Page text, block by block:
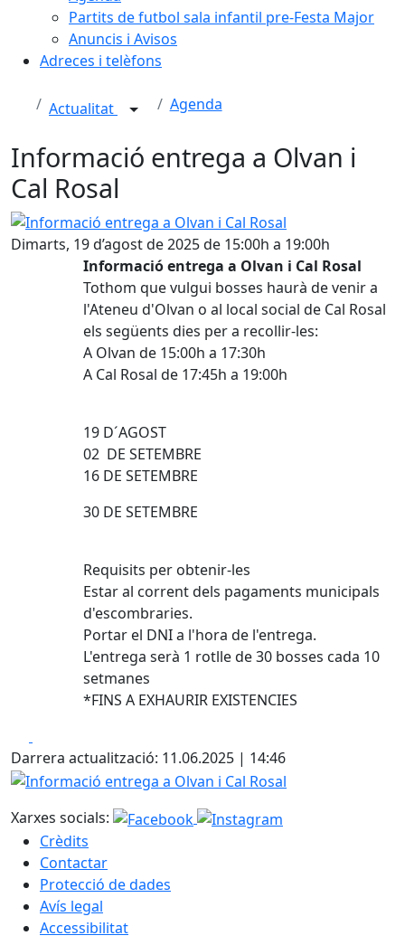
Partits de futbol sala infantil pre-Festa Major
Anuncis i Avisos
Adreces i telèfons
Actualitat Agenda
Informació entrega a Olvan i
Cal Rosal
Informació entrega a Olvan i Cal Rosal
Dimarts, 19 d’agost de 2025 de 15:00h a 19:00h
Informació entrega a Olvan i Cal Rosal
Tothom que vulgui bosses haurà de venir a
l'Ateneu d'Olvan o al local social de Cal Rosal
els següents dies per a recollir-les:
A Olvan de 15:00h a 17:30h
A Cal Rosal de 17:45h a 19:00h
19 D´AGOST
02 DE SETEMBRE
16 DE SETEMBRE
30 DE SETEMBRE
Requisits per obtenir-les
Estar al corrent dels pagaments municipals
d'escombraries.
Portar el DNI a l'hora de l'entrega.
L'entrega serà 1 rotlle de 30 bosses cada 10
setmanes
*FINS A EXHAURIR EXISTENCIES
Darrera actualització: 11.06.2025 | 14:46
Informació entrega a Olvan i Cal Rosal
Xarxes socials:
Crèdits
Contactar
Protecció de dades
Avís legal
Accessibilitat